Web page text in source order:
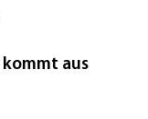
kommt aus